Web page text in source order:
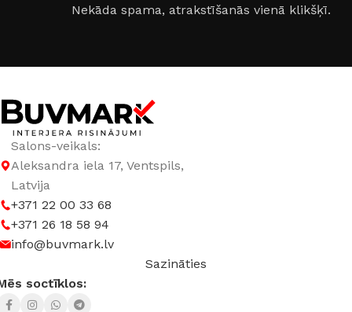
Nekāda spama, atrakstīšanās vienā klikšķī.
Salons-veikals:
Aleksandra iela 17, Ventspils,
Latvija
+371 22 00 33 68
+371 26 18 58 94
info@buvmark.lv
Sazināties
soctīklos: